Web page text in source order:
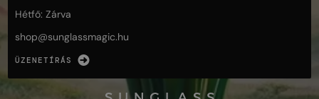
Hétfő: Zárva
shop@sunglassmagic.hu
ÜZENETÍRÁS